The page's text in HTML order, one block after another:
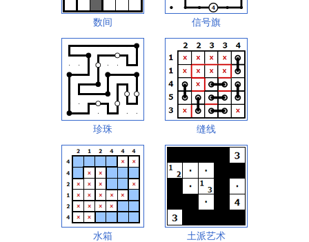
数间 信号旗
珍珠 缝线
水箱 土派艺术